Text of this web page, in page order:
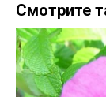
Смотрите